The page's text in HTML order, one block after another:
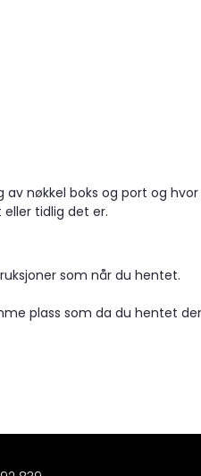
nøkkel boks og port og
tidlig det er.
som når du hentet.
plass som da du hentet